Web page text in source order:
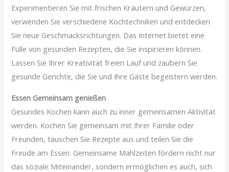
Experimentieren Sie mit frischen Kräutern und Gewürzen,
verwenden Sie verschiedene Kochtechniken und entdecken
Sie neue Geschmacksrichtungen. Das Internet bietet eine
Fülle von gesunden Rezepten, die Sie inspirieren können.
Lassen Sie Ihrer Kreativität freien Lauf und zaubern Sie
gesunde Gerichte, die Sie und Ihre Gäste begeistern werden.
Essen Gemeinsam genießen
Gesundes Kochen kann auch zu einer gemeinsamen Aktivität
werden. Kochen Sie gemeinsam mit Ihrer Familie oder
Freunden, tauschen Sie Rezepte aus und teilen Sie die
Freude am Essen. Gemeinsame Mahlzeiten fördern nicht nur
das soziale Miteinander, sondern ermöglichen es auch, sich